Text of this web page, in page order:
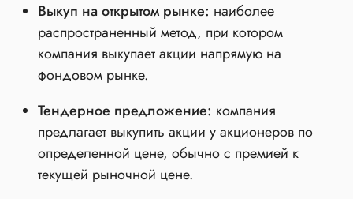
Выкуп на открытом рынке: наиболее
распространенный метод, при котором
компания выкупает акции напрямую на
фондовом рынке.
Тендерное предложение: компания
предлагает выкупить акции у акционеров по
определенной цене, обычно с премией к
текущей рыночной цене.